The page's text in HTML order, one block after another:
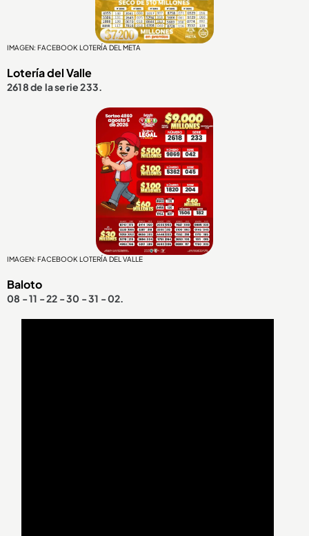
IMAGEN: FACEBOOK LOTERÍA DEL META
Lotería del Valle
2618 de la serie 233.
IMAGEN: FACEBOOK LOTERÍA DEL VALLE
Baloto
08 - 11 - 22 - 30 - 31 - 02.